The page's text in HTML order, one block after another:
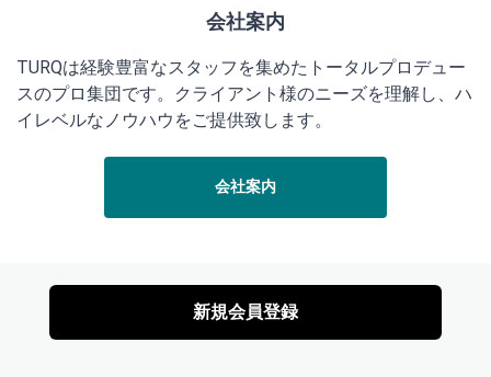
TURQは経験豊富なスタッフを集めたトータルプロデュー
スのプロ集団です。クライアント様のニーズを理解し、ハ
イレベルなノウハウをご提供致します。
会社案内
新規会員登録